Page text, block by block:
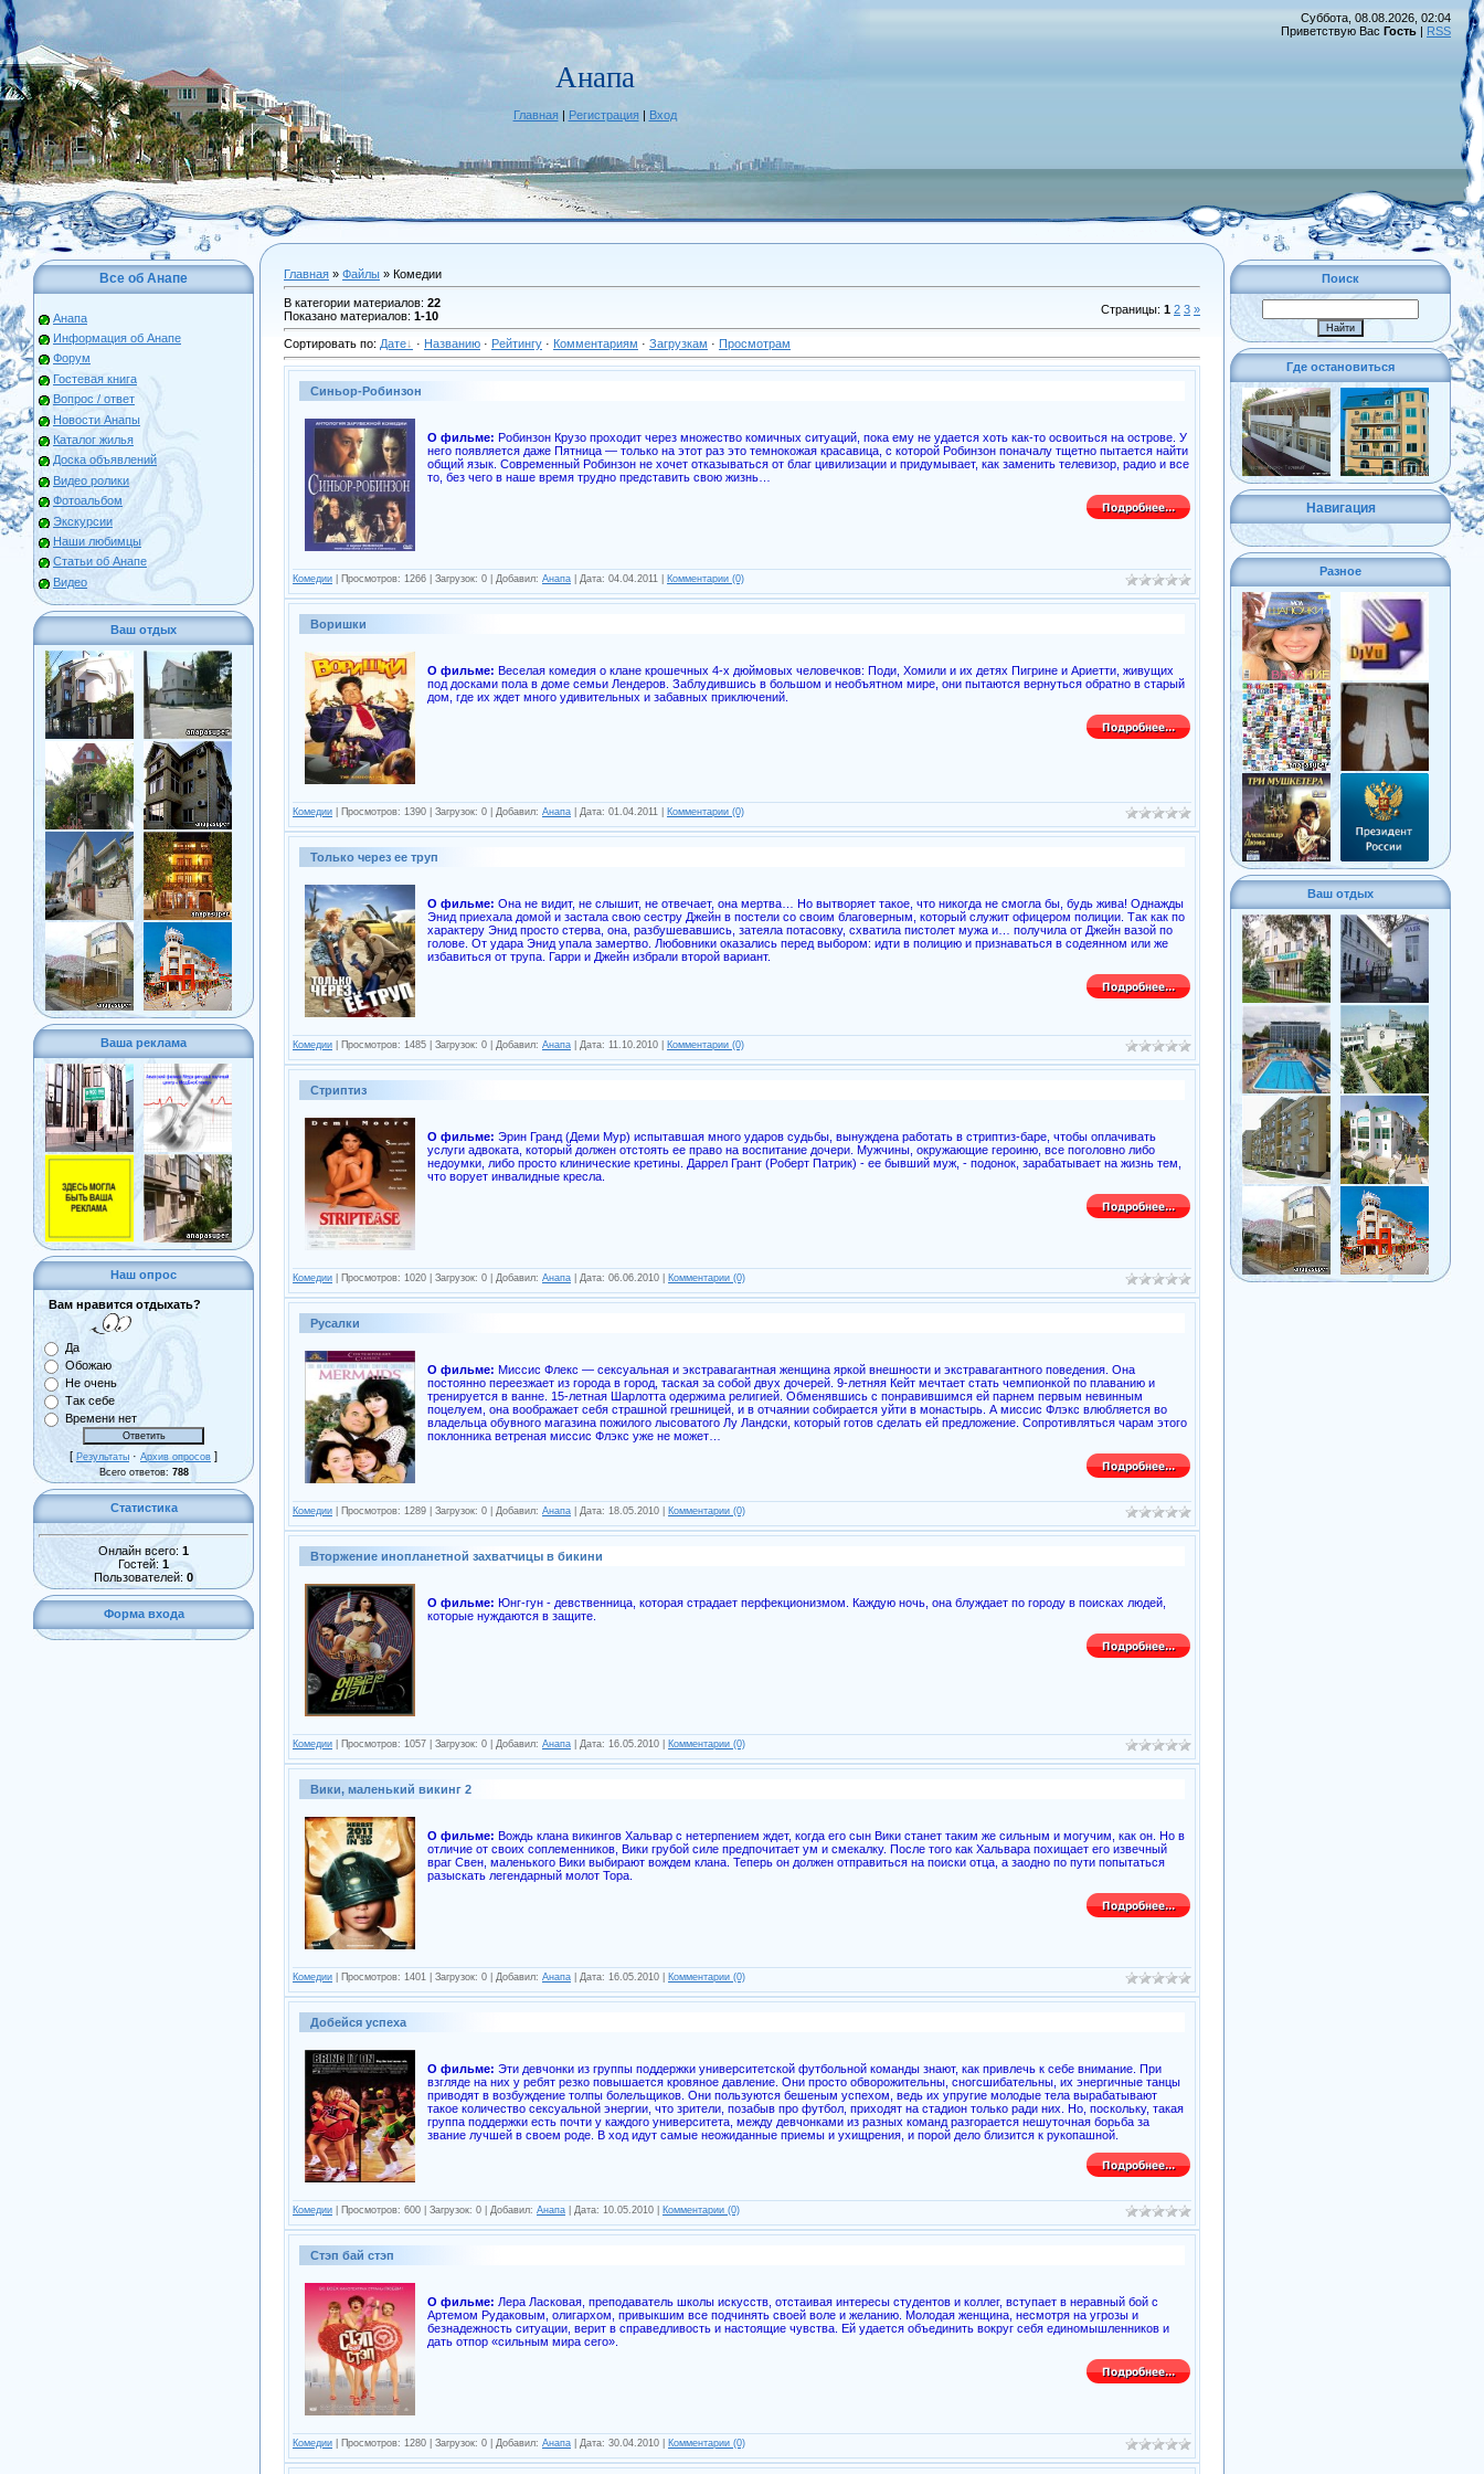
Анапа
Главная| Регистрация| Вход
Суббота, 08.08.2026, 02:04
Приветствую Вас Гость | RSS
Все об Анапе
Анапа
Информация об Анапе
Форум
Гостевая книга
Вопрос / ответ
Новости Анапы
Каталог жилья
Доска объявлений
Видео ролики
Фотоальбом
Экскурсии
Наши любимцы
Статьи об Анапе
Видео
Ваш отдых
Ваша реклама
Наш опрос
Вам нравится отдыхать?
Да
Обожаю
Не очень
Так себе
Времени нет
[ Результаты · Архив опросов ]
Всего ответов: 788
Статистика
Онлайн всего: 1
Гостей: 1
Пользователей: 0
Форма входа
Главная » Файлы » Комедии
В категории материалов: 22
Показано материалов: 1-10 Страницы: 1 2 3 »
Сортировать по: Дате · Названию · Рейтингу · Комментариям · Загрузкам · Просмотрам
Синьор-Робинзон
О фильме: Робинзон Крузо проходит через множество комичных ситуаций, пока ему не удается хоть как-то освоиться на острове. У
него появляется даже Пятница — только на этот раз это темнокожая красавица, с которой Робинзон поначалу тщетно пытается найти
общий язык. Современный Робинзон не хочет отказываться от благ цивилизации и придумывает, как заменить телевизор, радио и все
то, без чего в наше время трудно представить свою жизнь…
Комедии | Просмотров: 1266 | Загрузок: 0 | Добавил: Анапа | Дата: 04.04.2011 Комментарии (0)
Воришки
О фильме: Веселая комедия о клане крошечных 4-х дюймовых человечков: Поди, Хомили и их детях Пигрине и Ариетти, живущих
под досками пола в доме семьи Лендеров. Заблудившись в большом и необъятном мире, они пытаются вернуться обратно в старый
дом, где их ждет много удивительных и забавных приключений.
Комедии | Просмотров: 1390 | Загрузок: 0 | Добавил: Анапа | Дата: 01.04.2011 Комментарии (0)
Только через ее труп
О фильме: Она не видит, не слышит, не отвечает, она мертва… Но вытворяет такое, что никогда не смогла бы, будь жива! Однажды
Энид приехала домой и застала свою сестру Джейн в постели со своим благоверным, который служит офицером полиции. Так как по
характеру Энид просто стерва, она, разбушевавшись, затеяла потасовку, схватила пистолет мужа и… получила от Джейн вазой по
голове. От удара Энид упала замертво. Любовники оказались перед выбором: идти в полицию и признаваться в содеянном или же
избавиться от трупа. Гарри и Джейн избрали второй вариант.
Комедии | Просмотров: 1485 | Загрузок: 0 | Добавил: Анапа | Дата: 11.10.2010 Комментарии (0)
Стриптиз
О фильме: Эрин Гранд (Деми Мур) испытавшая много ударов судьбы, вынуждена работать в стриптиз-баре, чтобы оплачивать
услуги адвоката, который должен отстоять ее право на воспитание дочери. Мужчины, окружающие героиню, все поголовно либо
недоумки, либо просто клинические кретины. Даррел Грант (Роберт Патрик) - ее бывший муж, - подонок, зарабатывает на жизнь тем,
что ворует инвалидные кресла.
Комедии | Просмотров: 1020 | Загрузок: 0 | Добавил: Анапа | Дата: 06.06.2010 Комментарии (0)
Русалки
О фильме: Миссис Флекс — сексуальная и экстравагантная женщина яркой внешности и экстравагантного поведения. Она
постоянно переезжает из города в город, таская за собой двух дочерей. 9-летняя Кейт мечтает стать чемпионкой по плаванию и
тренируется в ванне. 15-летная Шарлотта одержима религией. Обменявшись с понравившимся ей парнем первым невинным
поцелуем, она воображает себя страшной грешницей, и в отчаянии собирается уйти в монастырь. А миссис Флэкс влюбляется во
владельца обувного магазина пожилого лысоватого Лу Ландски, который готов сделать ей предложение. Сопротивляться чарам этого
поклонника ветреная миссис Флэкс уже не может…
Комедии | Просмотров: 1289 | Загрузок: 0 | Добавил: Анапа | Дата: 18.05.2010 Комментарии (0)
Вторжение инопланетной захватчицы в бикини
О фильме: Юнг-гун - девственница, которая страдает перфекционизмом. Каждую ночь, она блуждает по городу в поисках людей,
которые нуждаются в защите.
Комедии | Просмотров: 1057 | Загрузок: 0 | Добавил: Анапа | Дата: 16.05.2010 Комментарии (0)
Вики, маленький викинг 2
О фильме: Вождь клана викингов Хальвар с нетерпением ждет, когда его сын Вики станет таким же сильным и могучим, как он. Но в
отличие от своих соплеменников, Вики грубой силе предпочитает ум и смекалку. После того как Хальвара похищает его извечный
враг Свен, маленького Вики выбирают вождем клана. Теперь он должен отправиться на поиски отца, а заодно по пути попытаться
разыскать легендарный молот Тора.
Комедии | Просмотров: 1401 | Загрузок: 0 | Добавил: Анапа | Дата: 16.05.2010 Комментарии (0)
Добейся успеха
О фильме: Эти девчонки из группы поддержки университетской футбольной команды знают, как привлечь к себе внимание. При
взгляде на них у ребят резко повышается кровяное давление. Они просто обворожительны, сногсшибательны, их энергичные танцы
приводят в возбуждение толпы болельщиков. Они пользуются бешеным успехом, ведь их упругие молодые тела вырабатывают
такое количество сексуальной энергии, что зрители, позабыв про футбол, приходят на стадион только ради них. Но, поскольку, такая
группа поддержки есть почти у каждого университета, между девчонками из разных команд разгорается нешуточная борьба за
звание лучшей в своем роде. В ход идут самые неожиданные приемы и ухищрения, и порой дело близится к рукопашной.
Комедии | Просмотров: 600 | Загрузок: 0 | Добавил: Анапа | Дата: 10.05.2010 Комментарии (0)
Стэп бай стэп
О фильме: Лера Ласковая, преподаватель школы искусств, отстаивая интересы студентов и коллег, вступает в неравный бой с
Артемом Рудаковым, олигархом, привыкшим все подчинять своей воле и желанию. Молодая женщина, несмотря на угрозы и
безнадежность ситуации, верит в справедливость и настоящие чувства. Ей удается объединить вокруг себя единомышленников и
дать отпор «сильным мира сего».
Комедии | Просмотров: 1280 | Загрузок: 0 | Добавил: Анапа | Дата: 30.04.2010 Комментарии (0)
Поиск
Где остановиться
Навигация
Разное
Ваш отдых